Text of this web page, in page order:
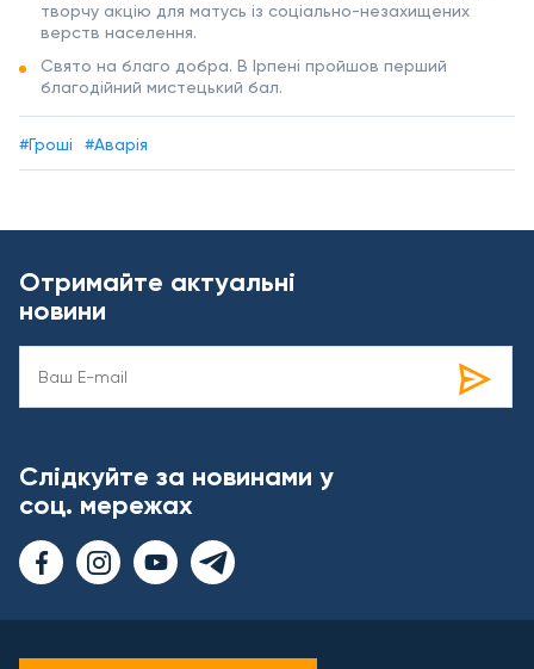
творчу акцію для матусь із соціально-незахищених
верств населення.
Свято на благо добра. В Ірпені пройшов перший
благодійний мистецький бал.
#Гроші #Аварія
Отримайте актуальні
новини
Слідкуйте за новинами у
соц. мережах